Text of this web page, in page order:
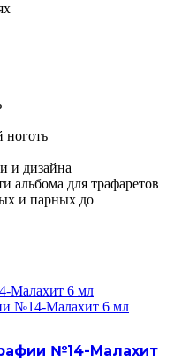
ноготь
и дизайна
альбома для трафаретов
и парных до
№14-Малахит